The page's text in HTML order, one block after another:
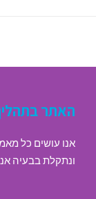
האתר
אנו עושים כל
ונתקלת בבעיה